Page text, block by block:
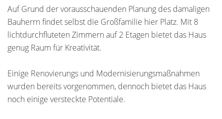
Auf Grund der vorausschauenden Planung des damaligen
Bauherrn findet selbst die Großfamilie hier Platz. Mit 8
lichtdurchfluteten Zimmern auf 2 Etagen bietet das Haus
genug Raum für Kreativität.
Einige Renovierungs und Modernisierungsmaßnahmen
wurden bereits vorgenommen, dennoch bietet das Haus
noch einige versteckte Potentiale.